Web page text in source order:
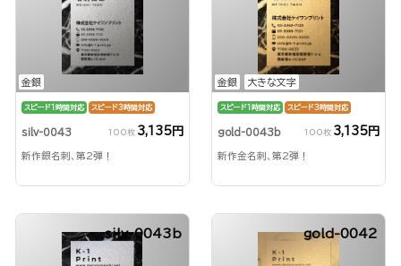
金銀
スピード1時間対応 スピード3時間対応
silv-0043 100枚 3,135円
新作銀名刺、第2弾！
金銀 大きな文字
スピード1時間対応 スピード3時間対応
gold-0043b 100枚 3,135円
新作金名刺、第2弾！
silv-0043b gold-0042